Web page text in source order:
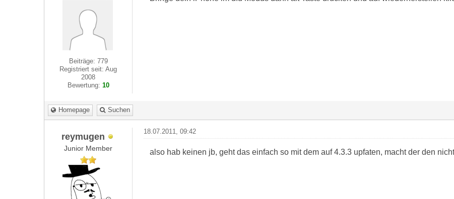
Beiträge: 779
Registriert seit: Aug
2008
Bewertung: 10
Homepage Suchen
reymugen
Junior Member
18.07.2011, 09:42
also hab keinen jb, geht das einfach so mit dem auf 4.3.3 upfaten, macht der den